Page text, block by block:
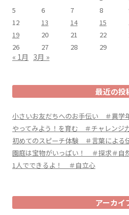
5
6 7 8
12
13 14 15
19
20 21 22
26
27 28 29
« 1月 3月 »
最近の投
小さいお友だちへのお手伝い ＃異学
やってみよう！を育む ＃チャレンジ
初めてのスピーチ体験 ＃言葉による
園庭は宝物がいっぱい！ ＃探求＃自
1人でできるよ！ ＃自立心
アーカイ